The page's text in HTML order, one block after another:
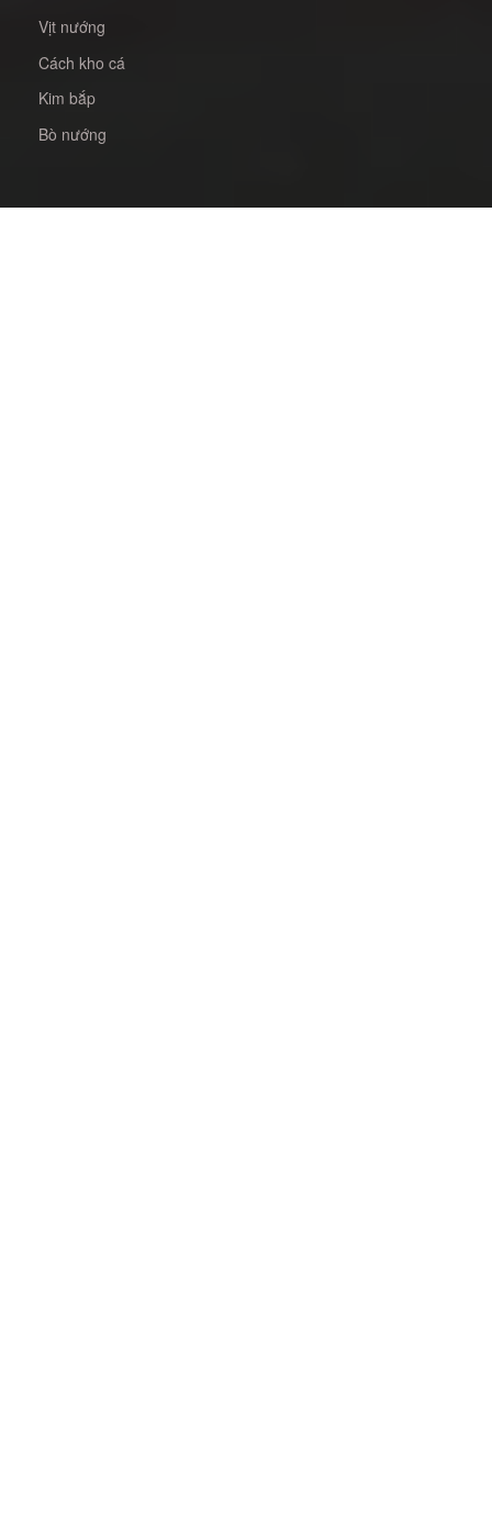
Vịt nướng
Cách kho cá
Kim bắp
Bò nướng